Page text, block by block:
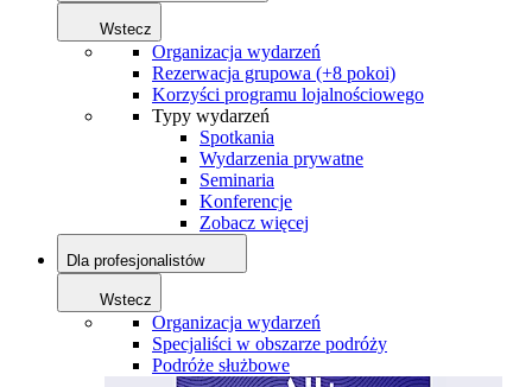
Wstecz
Organizacja wydarzeń
Rezerwacja grupowa (+8 pokoi)
Korzyści programu lojalnościowego
Typy wydarzeń
Spotkania
Wydarzenia prywatne
Seminaria
Konferencje
Zobacz więcej
Dla profesjonalistów
Wstecz
Organizacja wydarzeń
Specjaliści w obszarze podróży
Podróże służbowe